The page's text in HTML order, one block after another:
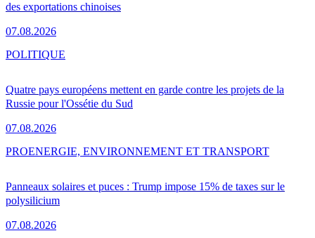
des exportations chinoises
07.08.2026
Quatre pays européens mettent en garde contre les projets de la
Russie pour l'Ossétie du Sud
07.08.2026
POLITIQUE
Panneaux solaires et puces : Trump impose 15% de taxes sur le
polysilicium
07.08.2026
PROENERGIE, ENVIRONNEMENT ET TRANSPORT